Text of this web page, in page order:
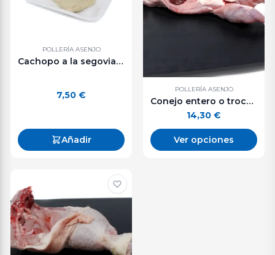
POLLERÍA ASENJO
Cachopo a la segoviana.
7,50 €
Añadir
POLLERÍA ASENJO
Conejo entero o troceado. De 1 a 1,3 kg aprox.
14,30 €
Ver opciones